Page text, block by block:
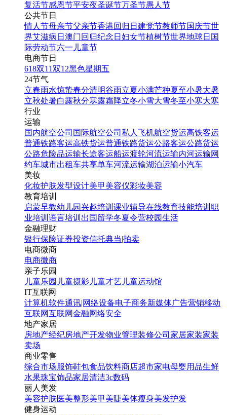
复活节感恩节平安夜圣诞节万圣节愚人节
公共节日
情人节母亲节父亲节香港回归日 建党节教师节国庆节世
界艾滋病日 澳门回归纪念日 妇女节植树节世界地球日 国
际劳动节六一儿童节
电商节日
618双11双12黑色星期五
24节气
立春雨水惊蛰春分清明谷雨立夏小满芒种夏至小暑大暑
立秋处暑白露秋分寒露霜降立冬小雪大雪冬至小寒大寒
行业
运输
国内航空公司 国际航空公司 私人飞机航空货运高铁客运
普通铁路客运高铁货运普通铁路货运公路客运公路货运
公路危险品运输长途客运船运渡轮河流运输内河运输网
约车城市出租车共享单车河流运输湖泊运输小汽车
美妆
化妆护肤发型设计美甲 美容仪彩妆美容
教育培训
启蒙早教幼儿园 兴趣培训 课业辅导在线教育技能培训 职
业培训 语言培训 出国留学冬夏令营校园生活
金融理财
银行保险证券投资信托典当|拍卖
电商微商
电商微商
亲子乐园
儿童乐园 儿童摄影 儿童才艺 儿童运动馆
IT互联网
计算机软件通讯|网络设备电子商务新媒体广告营销移动
互联网互联网金融网络安全
地产家居
房地产经纪房地产开发物业管理装修公司 家居家装家装
卖场
商业零售
综合市场服饰鞋包食品饮料商店超市家电母婴用品生鲜
水果珠宝饰品家居清洁3c数码
丽人美发
美容护肤医美整形美甲美睫美体瘦身美发护发
健身运动